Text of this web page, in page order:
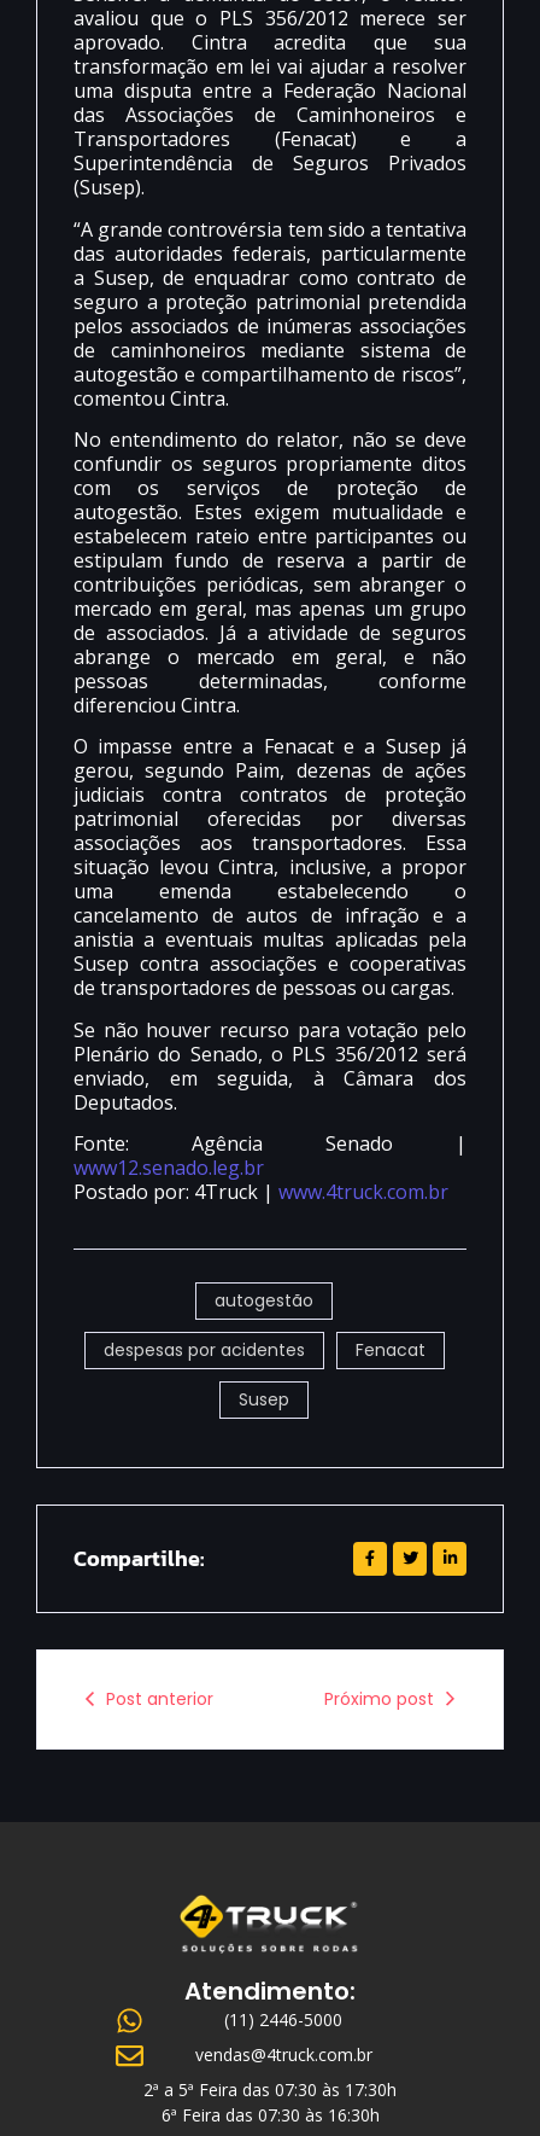
avaliou que o PLS 356/2012 merece ser
aprovado. Cintra acredita que sua
transformação em lei vai ajudar a resolver
uma disputa entre a Federação Nacional
das Associações de Caminhoneiros e
Transportadores (Fenacat) e a
Superintendência de Seguros Privados
(Susep).
“A grande controvérsia tem sido a tentativa
das autoridades federais, particularmente
a Susep, de enquadrar como contrato de
seguro a proteção patrimonial pretendida
pelos associados de inúmeras associações
de caminhoneiros mediante sistema de
autogestão e compartilhamento de riscos”,
comentou Cintra.
No entendimento do relator, não se deve
confundir os seguros propriamente ditos
com os serviços de proteção de
autogestão. Estes exigem mutualidade e
estabelecem rateio entre participantes ou
estipulam fundo de reserva a partir de
contribuições periódicas, sem abranger o
mercado em geral, mas apenas um grupo
de associados. Já a atividade de seguros
abrange o mercado em geral, e não
pessoas determinadas, conforme
diferenciou Cintra.
O impasse entre a Fenacat e a Susep já
gerou, segundo Paim, dezenas de ações
judiciais contra contratos de proteção
patrimonial oferecidas por diversas
associações aos transportadores. Essa
situação levou Cintra, inclusive, a propor
uma emenda estabelecendo o
cancelamento de autos de infração e a
anistia a eventuais multas aplicadas pela
Susep contra associações e cooperativas
de transportadores de pessoas ou cargas.
Se não houver recurso para votação pelo
Plenário do Senado, o PLS 356/2012 será
enviado, em seguida, à Câmara dos
Deputados.
Fonte: Agência Senado |
www12.senado.leg.br
Postado por: 4Truck | www.4truck.com.br
autogestão
despesas por acidentes Fenacat
Susep
Compartilhe:
Post anterior Próximo post
Atendimento:
(11) 2446-5000
vendas@4truck.com.br
2ª a 5ª Feira das 07:30 às 17:30h
6ª Feira das 07:30 às 16:30h